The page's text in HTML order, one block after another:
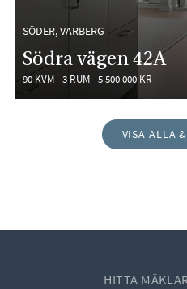
SÖDER, VARBERG
Södra vägen 42A
90 KVM 3 RUM 5 500 000 KR
VISA ALLA
HITTA